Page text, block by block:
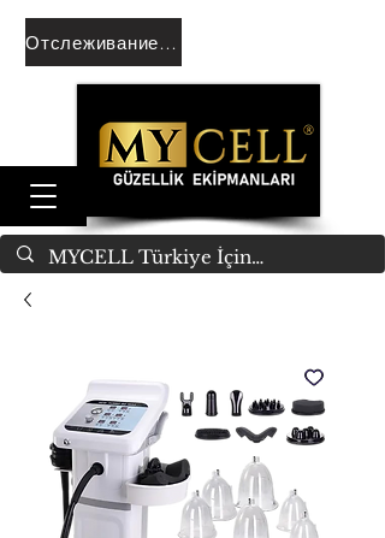
Отслеживание заказа